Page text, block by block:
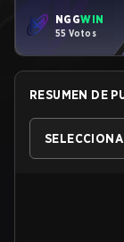
NGGWIN
55 Votos
RESUMEN DE